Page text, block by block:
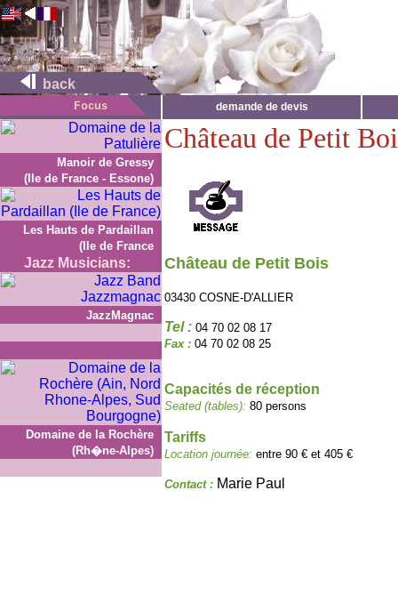
back
demande de devis
Manoir de Gressy
(Ile de France - Essone)
Les Hauts de Pardaillan
(Ile de France
Jazz Musicians:
JazzMagnac
Domaine de la Rochère
(Rh�ne-Alpes)
Château de Petit
Château de Petit Bois
03430 COSNE-D'ALLIER
Tel : 04 70 02 08 17
Fax : 04 70 02 08 25
Capacités de réception
Seated (tables): 80 persons
Tariffs
Location journée: entre 90 € et 405 €
Contact : Marie Paul